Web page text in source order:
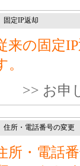
固定IP返却
来の固定
。
>> お申
住所・電話番号の変更
所・電話